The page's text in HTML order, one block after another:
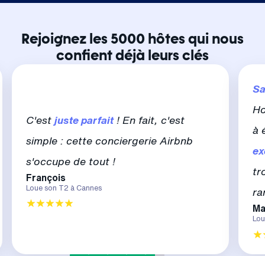
Rejoignez les 5000 hôtes qui nous
confient déjà leurs clés
C'est juste parfait! En fait, c'est
simple : cette conciergerie Airbnb
s'occupe de tout !
François
Loue son T2 à Cannes
à